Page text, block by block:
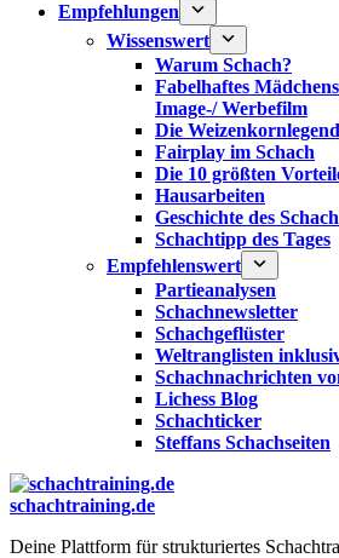
Empfehlungen
Wissenswert
Warum Schach?
Fabelhaftes
Image-/ Werbefilm
Die
Fairplay im Schach
Die 10 größten
Hausarbeiten
Geschichte des
Schachtipp des Tages
Empfehlenswert
Partieanalysen
Schachnewsletter
Schachgeflüster
Weltranglisten
Schachnachrichten
Lichess Blog
Schachticker
Steffans Schachseiten
schachtraining.de
Deine Plattform für strukturiertes